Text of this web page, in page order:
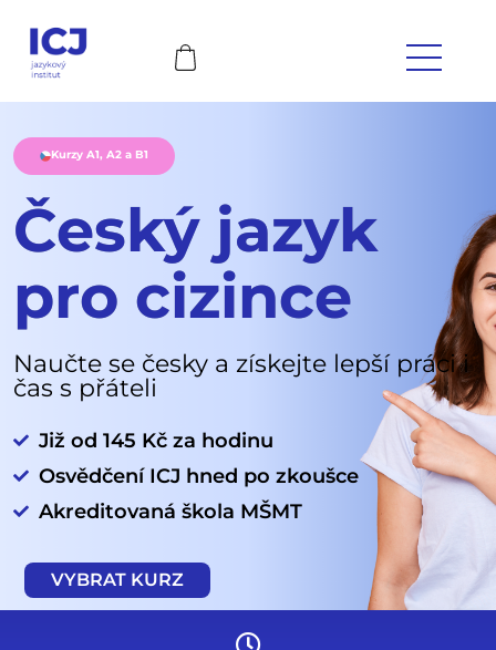
Kurzy A1, A2 a B1
Český jazyk
pro cizince
Naučte se česky a získejte lepší práci i
čas s přáteli
Již od 145 Kč za hodinu
Osvědčení ICJ hned po zkoušce
Akreditovaná škola MŠMT
VYBRAT KURZ